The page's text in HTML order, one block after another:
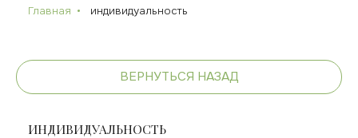
Главная индивидуальность
ВЕРНУТЬСЯ НАЗАД
ИНДИВИДУАЛЬНОСТЬ